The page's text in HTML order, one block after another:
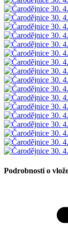
Podrobnosti o